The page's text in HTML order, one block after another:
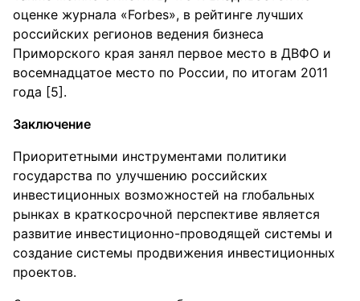
оценке журнала «Forbes», в рейтинге лучших
российских регионов ведения бизнеса
Приморского края занял первое место в ДВФО и
восемнадцатое место по России, по итогам 2011
года [5].
Заключение
Приоритетными инструментами политики
государства по улучшению российских
инвестиционных возможностей на глобальных
рынках в краткосрочной перспективе является
развитие инвестиционно-проводящей системы и
создание системы продвижения инвестиционных
проектов.